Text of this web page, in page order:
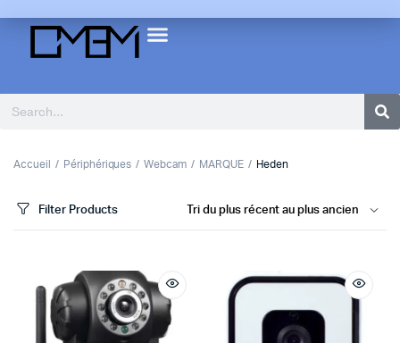
Accueil Périphériques Webcam MARQUE Heden
Filter Products